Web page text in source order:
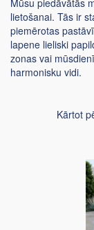
lietošanai. Tās ir
piemērotas
lapene lieliski
zonas vai
harmonisku vidi.
Kārtot